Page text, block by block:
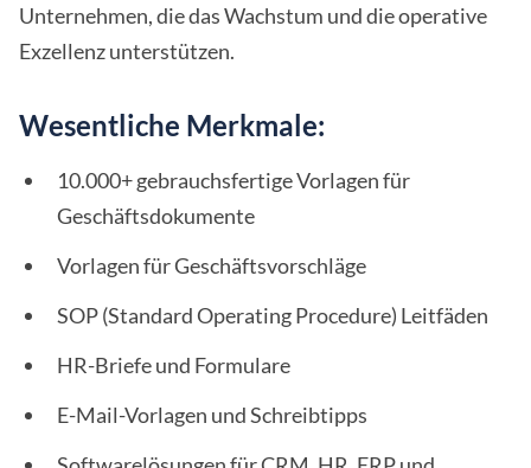
Unternehmen, die das Wachstum und die operative
Exzellenz unterstützen.
Wesentliche Merkmale:
10.000+ gebrauchsfertige Vorlagen für
Geschäftsdokumente
Vorlagen für Geschäftsvorschläge
SOP (Standard Operating Procedure) Leitfäden
HR-Briefe und Formulare
E-Mail-Vorlagen und Schreibtipps